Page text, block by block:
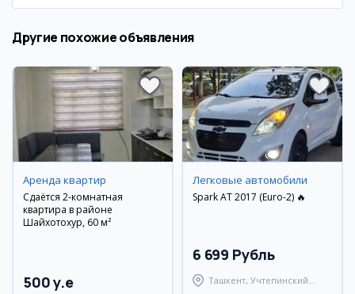
Другие похожие объявления
Аренда квартир
Сдаётся 2-комнатная
квартира в районе
Шайхотохур, 60 м²
500 y.e
Легковые автомобили
Spark AT 2017 (Euro-2) 🔥
6 699 Рубль
Ташкент, Учтепинский